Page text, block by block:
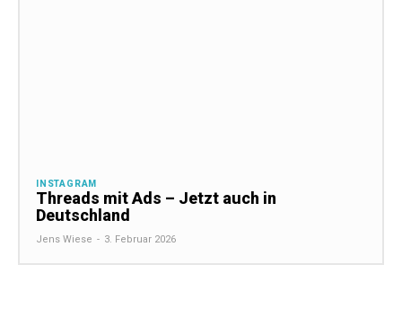
INSTAGRAM
Threads mit Ads – Jetzt auch in
Deutschland
Jens Wiese - 3. Februar 2026